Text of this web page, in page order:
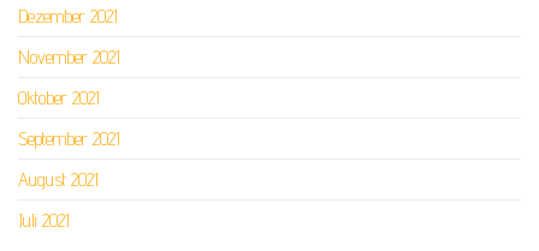
Dezember 2021
November 2021
Oktober 2021
September 2021
August 2021
Juli 2021